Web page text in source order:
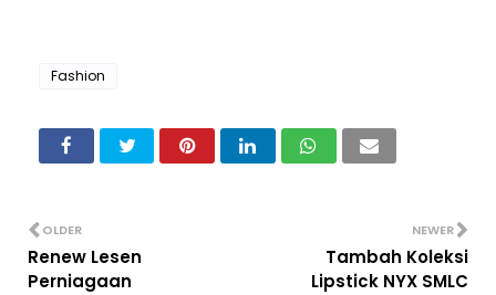
Fashion
NEWER
Tambah Koleksi
Lipstick NYX SMLC
OLDER
Renew Lesen
Perniagaan